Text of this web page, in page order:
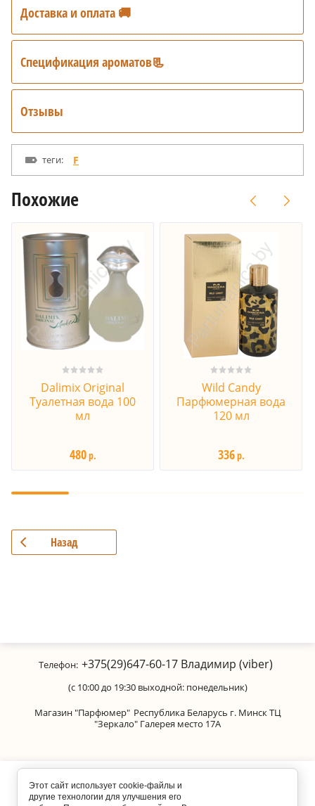
Доставка и оплата 🚚
Спецификация ароматов📃
Отзывы
теги: F
Похожие
Dalimix Original
Туалетная вода 100
мл
480р.
Wild Candy
Парфюмерная вода
120 мл
336р.
Назад
Телефон: +375(29)647-60-17 Владимир (viber)
(с 10:00 до 19:30 выходной: понедельник)
Магазин "Парфюмер" Республика Беларусь г. Минск ТЦ
"Зеркало" Галерея место 17А
Этот сайт использует cookie-файлы и
другие технологии для улучшения его